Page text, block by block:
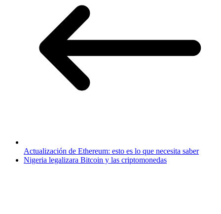
Actualización de Ethereum: esto es lo que necesita saber
Nigeria legalizara Bitcoin y las criptomonedas